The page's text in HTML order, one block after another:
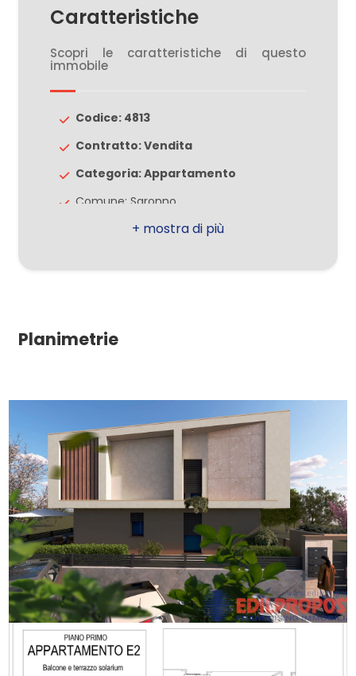
Caratteristiche
Scopri le caratteristiche di questo
immobile
Codice: 4813
Contratto: Vendita
Categoria: Appartamento
Comune: Saronno
Totale mq: 96 mq
Piano: 1
Riscaldamento: Autonomo
Anno di costruzione: 2026
Stato attuale: In costruzione
Terrazzo: Presente, 110 mq
Cucina: A vista
Planimetrie
multiscelta
Posto auto/Box
Balcone/Terrazzo
Ascensore
Arredato
Nuova costruzione
Lusso